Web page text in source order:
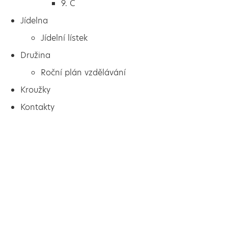
9. C
Jídelna
Jídelní lístek
Družina
Roční plán vzdělávání
Kroužky
Kontakty